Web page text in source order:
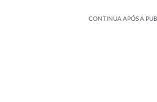
CONTINUA APÓS A